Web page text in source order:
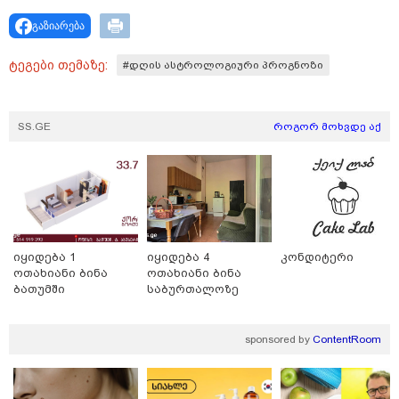
ნიკა მელიას სასამართლოს
თვით თავისუფლების აღკვეთა მიესაჯა
გაზიარება
ტეგები თემაზე: #დღის ასტროლოგიური პროგნოზი
SS.GE როგორ მოხვდე აქ
იყიდება 1
ოთახიანი ბინა
ბათუმში
იყიდება 4
ოთახიანი ბინა
საბურთალოზე
კონდიტერი
sponsored by ContentRoom